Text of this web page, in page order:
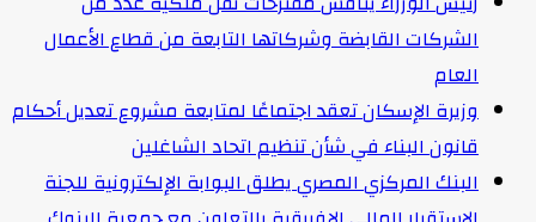
الشركات القابضة وشركاتها التابعة من قطاع الأعمال
العام
وزيرة الإسكان تعقد اجتماعًا لمتابعة مشروع تعديل أحكام
قانون البناء في شأن تنظيم اتحاد الشاغلين
البنك المركزي المصري يطلق البوابة الإلكترونية للجنة